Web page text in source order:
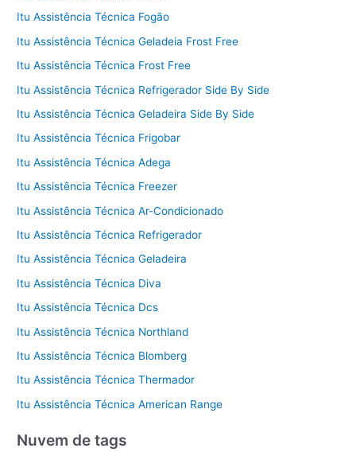
Itu Assistência Técnica Fogão
Itu Assistência Técnica Geladeia Frost Free
Itu Assistência Técnica Frost Free
Itu Assistência Técnica Refrigerador Side By Side
Itu Assistência Técnica Geladeira Side By Side
Itu Assistência Técnica Frigobar
Itu Assistência Técnica Adega
Itu Assistência Técnica Freezer
Itu Assistência Técnica Ar-Condicionado
Itu Assistência Técnica Refrigerador
Itu Assistência Técnica Geladeira
Itu Assistência Técnica Diva
Itu Assistência Técnica Dcs
Itu Assistência Técnica Northland
Itu Assistência Técnica Blomberg
Itu Assistência Técnica Thermador
Itu Assistência Técnica American Range
Nuvem de tags